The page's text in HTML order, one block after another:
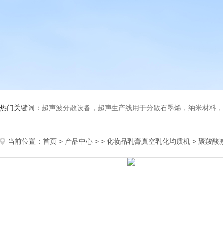
热门关键词： 超声波分散设备，超声生产线用于分散石墨烯，纳米材料，高分子材
当前位置： 首页 > 产品中心 > > 化妆品乳膏真空乳化均质机 > 聚羧酸